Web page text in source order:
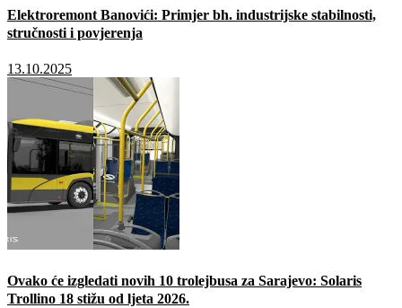
Elektroremont Banovići: Primjer bh. industrijske stabilnosti,
stručnosti i povjerenja
13.10.2025
Ovako će izgledati novih 10 trolejbusa za Sarajevo: Solaris
Trollino 18 stižu od ljeta 2026.